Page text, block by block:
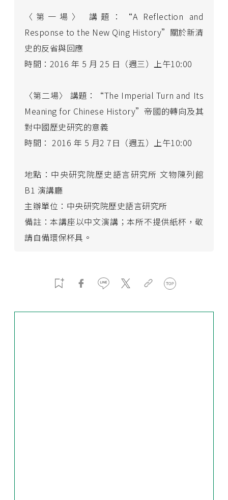
〈第一場〉 講題：“A Reflection and
Response to the New Qing History”關於新清
史的反省與回應
時間：2016 年 5 月 25 日（週三）上午10:00
〈第二場〉 講題：“The Imperial Turn and Its
Meaning for Chinese History”帝國的轉向及其
對中國歷史研究的意義
時間： 2016 年 5 月2 7日（週五）上午10:00
地點：中央研究院歷史語言研究所 文物陳列館
B1 演講廳
主辦單位：中央研究院歷史語言研究所
備註：本講座以中文演講；本所不提供紙杯，敬
請自備環保杯具。